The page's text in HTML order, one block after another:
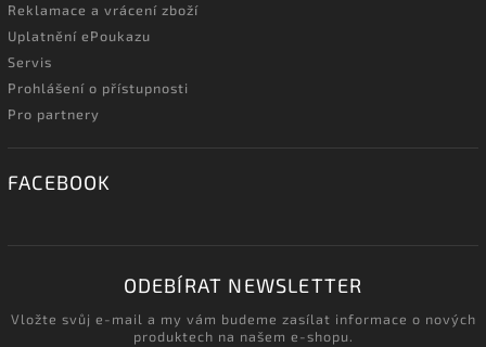
Reklamace a vrácení zboží
Uplatnění ePoukazu
Servis
Prohlášení o přístupnosti
Pro partnery
FACEBOOK
ODEBÍRAT NEWSLETTER
Vložte svůj e-mail a my vám budeme zasílat informace o nových
produktech na našem e-shopu.